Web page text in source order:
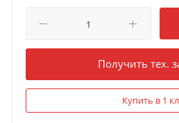
Получить тех.
Купить в 1